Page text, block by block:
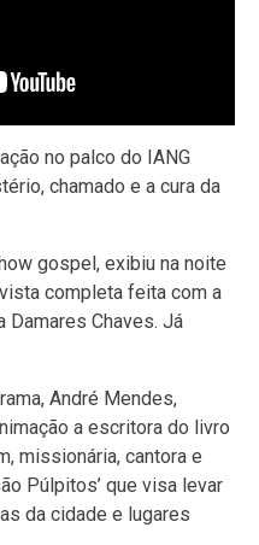
no palco do IANG
chamado e a cura da
gospel, exibiu na noite
completa feita com a
Damares Chaves. Já
André Mendes,
a escritora do livro
missionária, cantora e
Púlpitos’ que visa levar
da cidade e lugares